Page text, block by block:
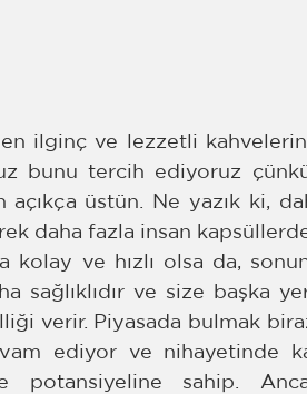
en ilginç ve lezzetli
bunu tercih ediyoruz
üstün. Ne yazık ki,
daha fazla insan kapsüllerde
kolay ve hızlı olsa da,
sağlıklıdır ve size başka
verir. Piyasada bulmak
ediyor ve nihayetinde
potansiyeline sahip.